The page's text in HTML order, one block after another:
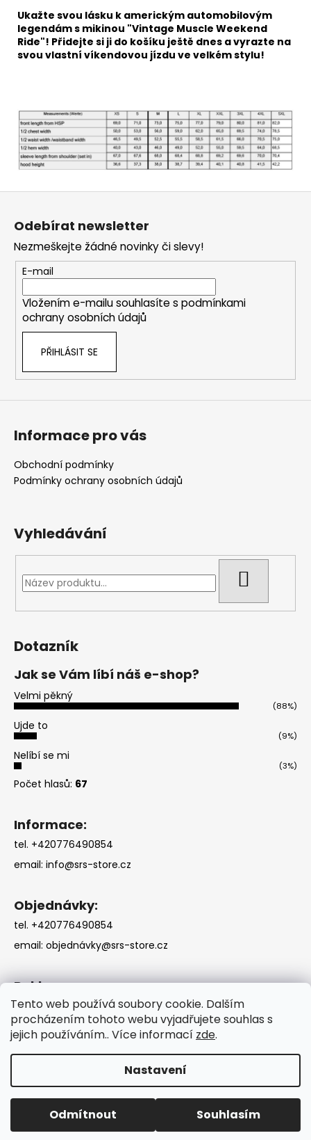
Tento web používá soubory cookie. Dalším
procházením tohoto webu vyjadřujete souhlas s
jejich používáním.. Více informací zde.
Nastavení
Odmítnout Souhlasím
Ukažte svou lásku k americkým automobilovým
legendám s mikinou "Vintage Muscle Weekend
Ride"! Přidejte si ji do košíku ještě dnes a vyrazte na
svou vlastní víkendovou jízdu ve velkém stylu!
Odebírat newsletter
Nezmeškejte žádné novinky či slevy!
E-mail
Vložením e-mailu souhlasíte s podmínkami
ochrany osobních údajů
PŘIHLÁSIT SE
Informace pro vás
Obchodní podmínky
Podmínky ochrany osobních údajů
Vyhledávání
Dotazník
Jak se Vám líbí náš e-shop?
Velmi pěkný
(88%)
Ujde to
(9%)
Nelíbí se mi
(3%)
Počet hlasů: 67
Informace:
tel. +420776490854
email: info@srs-store.cz
Objednávky:
tel. +420776490854
email: objednávky@srs-store.cz
Reklamace:
tel. +420776490854
email:reklamace@srs-store.cz
Copyright 2026SRS-STORE . Všechna práva vyhrazena.